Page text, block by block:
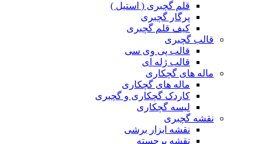
قلم گچبری ( استیل )
پرگار گچبری
کیف قلم گچبری
قالب گچبری
قالب پی وی سی
قالب ژله ای
ماله های گچکاری
ماله های گچکاری
کاردک گچکاری و گچبری
لیسه گچکاری
نقشه گچبری
نقشه ابزار برشی
نقشه برجسته